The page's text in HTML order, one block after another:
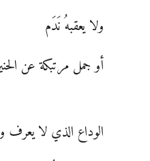
ولا يعقبهُ نَدَم
أو جمل مرتبكة عن
الوداع الذي لا يعرف